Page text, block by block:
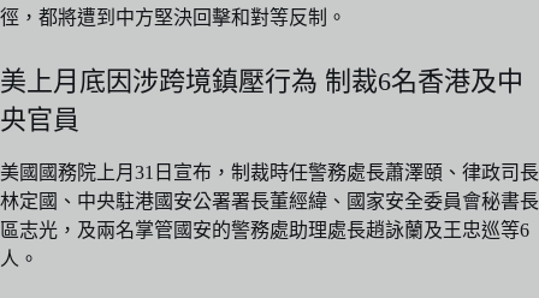
徑，都將遭到中方堅決回擊和對等反制。
美上月底因涉跨境鎮壓行為 制裁6名香港及中
央官員
美國國務院上月31日宣布，制裁時任警務處長蕭澤頤、律政司長
林定國、中央駐港國安公署署長董經緯、國家安全委員會秘書長
區志光，及兩名掌管國安的警務處助理處長趙詠蘭及王忠巡等6
人。